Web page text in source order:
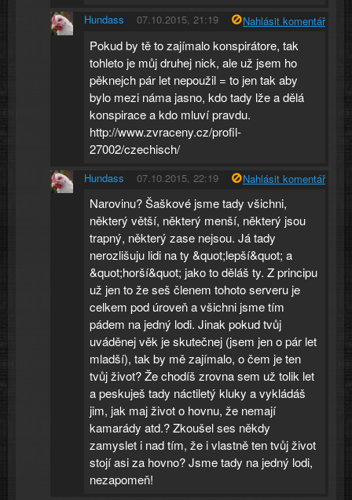
Hundass 07.10.2015, 21:19 Nahlásit komentář
Pokud by tě to zajímalo konspirátore, tak
tohleto je můj druhej nick, ale už jsem ho
pěknejch pár let nepoužil = to jen tak aby
bylo mezi náma jasno, kdo tady lže a dělá
konspirace a kdo mluví pravdu.
http://www.zvraceny.cz/profil-
27002/czechisch/
Hundass 07.10.2015, 22:19 Nahlásit komentář
Narovinu? Šaškové jsme tady všichni,
některý větší, některý menší, některý jsou
trapný, některý zase nejsou. Já tady
nerozlišuju lidi na ty &quot;lepší&quot; a
&quot;horší&quot; jako to děláš ty. Z principu
už jen to že seš členem tohoto serveru je
celkem pod úroveň a všichni jsme tím
pádem na jedný lodi. Jinak pokud tvůj
uváděnej věk je skutečnej (jsem jen o pár let
mladší), tak by mě zajímalo, o čem je ten
tvůj život? Že chodíš zrovna sem už tolik let
a peskuješ tady náctiletý kluky a vykládáš
jim, jak maj život o hovnu, že nemají
kamarády atd.? Zkoušel ses někdy
zamyslet i nad tím, že i vlastně ten tvůj život
stojí asi za hovno? Jsme tady na jedný lodi,
nezapomeň!